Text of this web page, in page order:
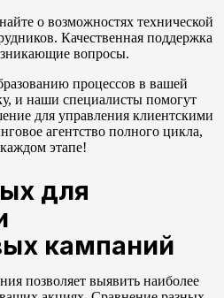
о возможностях технической
Качественная поддержка
вопросы.
процессов в вашей
и наши специалисты помогут
для управления клиентскими
агентство полного цикла,
этапе!
для
кампаний
позволяет выявить наиболее